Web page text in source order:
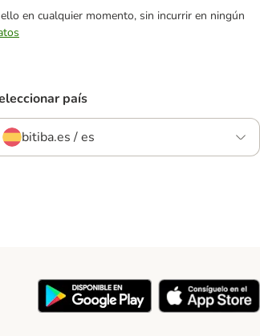
en cualquier momento, sin incurrir en ningún
país
bitiba.es / es